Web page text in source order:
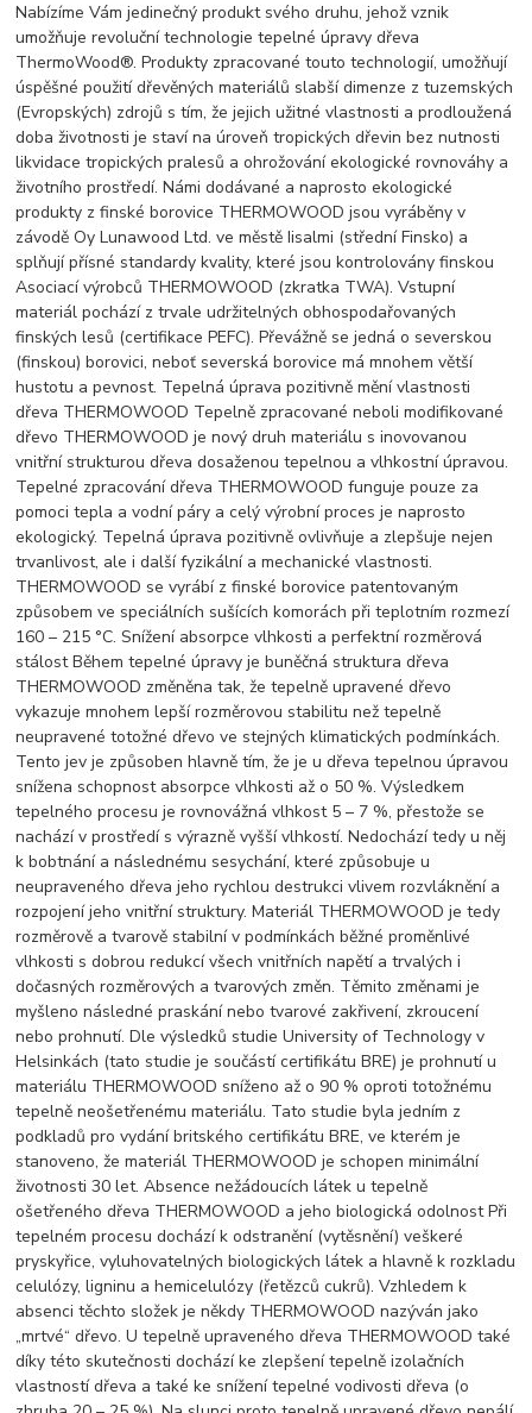
Nabízíme Vám jedinečný produkt svého druhu, jehož vznik
umožňuje revoluční technologie tepelné úpravy dřeva
ThermoWood®. Produkty zpracované touto technologií, umožňují
úspěšné použití dřevěných materiálů slabší dimenze z tuzemských
(Evropských) zdrojů s tím, že jejich užitné vlastnosti a prodloužená
doba životnosti je staví na úroveň tropických dřevin bez nutnosti
likvidace tropických pralesů a ohrožování ekologické rovnováhy a
životního prostředí. Námi dodávané a naprosto ekologické
produkty z finské borovice THERMOWOOD jsou vyráběny v
závodě Oy Lunawood Ltd. ve městě Iisalmi (střední Finsko) a
splňují přísné standardy kvality, které jsou kontrolovány finskou
Asociací výrobců THERMOWOOD (zkratka TWA). Vstupní
materiál pochází z trvale udržitelných obhospodařovaných
finských lesů (certifikace PEFC). Převážně se jedná o severskou
(finskou) borovici, neboť severská borovice má mnohem větší
hustotu a pevnost. Tepelná úprava pozitivně mění vlastnosti
dřeva THERMOWOOD Tepelně zpracované neboli modifikované
dřevo THERMOWOOD je nový druh materiálu s inovovanou
vnitřní strukturou dřeva dosaženou tepelnou a vlhkostní úpravou.
Tepelné zpracování dřeva THERMOWOOD funguje pouze za
pomoci tepla a vodní páry a celý výrobní proces je naprosto
ekologický. Tepelná úprava pozitivně ovlivňuje a zlepšuje nejen
trvanlivost, ale i další fyzikální a mechanické vlastnosti.
THERMOWOOD se vyrábí z finské borovice patentovaným
způsobem ve speciálních sušících komorách při teplotním rozmezí
160 – 215 °C. Snížení absorpce vlhkosti a perfektní rozměrová
stálost Během tepelné úpravy je buněčná struktura dřeva
THERMOWOOD změněna tak, že tepelně upravené dřevo
vykazuje mnohem lepší rozměrovou stabilitu než tepelně
neupravené totožné dřevo ve stejných klimatických podmínkách.
Tento jev je způsoben hlavně tím, že je u dřeva tepelnou úpravou
snížena schopnost absorpce vlhkosti až o 50 %. Výsledkem
tepelného procesu je rovnovážná vlhkost 5 – 7 %, přestože se
nachází v prostředí s výrazně vyšší vlhkostí. Nedochází tedy u něj
k bobtnání a následnému sesychání, které způsobuje u
neupraveného dřeva jeho rychlou destrukci vlivem rozvláknění a
rozpojení jeho vnitřní struktury. Materiál THERMOWOOD je tedy
rozměrově a tvarově stabilní v podmínkách běžné proměnlivé
vlhkosti s dobrou redukcí všech vnitřních napětí a trvalých i
dočasných rozměrových a tvarových změn. Těmito změnami je
myšleno následné praskání nebo tvarové zakřivení, zkroucení
nebo prohnutí. Dle výsledků studie University of Technology v
Helsinkách (tato studie je součástí certifikátu BRE) je prohnutí u
materiálu THERMOWOOD sníženo až o 90 % oproti totožnému
tepelně neošetřenému materiálu. Tato studie byla jedním z
podkladů pro vydání britského certifikátu BRE, ve kterém je
stanoveno, že materiál THERMOWOOD je schopen minimální
životnosti 30 let. Absence nežádoucích látek u tepelně
ošetřeného dřeva THERMOWOOD a jeho biologická odolnost Při
tepelném procesu dochází k odstranění (vytěsnění) veškeré
pryskyřice, vyluhovatelných biologických látek a hlavně k rozkladu
celulózy, ligninu a hemicelulózy (řetězců cukrů). Vzhledem k
absenci těchto složek je někdy THERMOWOOD nazýván jako
„mrtvé“ dřevo. U tepelně upraveného dřeva THERMOWOOD také
díky této skutečnosti dochází ke zlepšení tepelně izolačních
vlastností dřeva a také ke snížení tepelné vodivosti dřeva (o